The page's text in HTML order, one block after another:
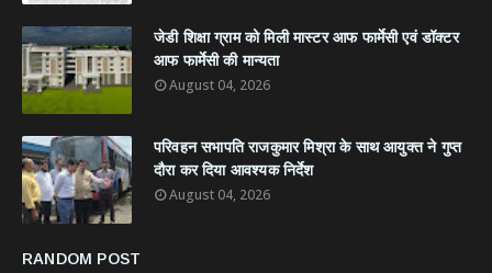
जेडी शिक्षा ग्राम को मिली मास्टर आफ फार्मेसी एवं डॉक्टर
आफ फार्मेसी की मान्यता
August 04, 2026
परिवहन सभापति राजकुमार मिश्रा के साथ आयुक्त ने गुप्त
दौरा कर दिया आवश्यक निर्देश
August 04, 2026
RANDOM POST